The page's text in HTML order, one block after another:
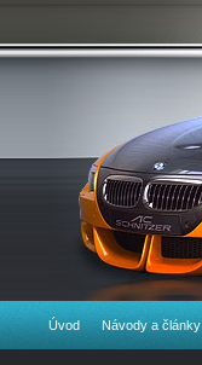
Úvod Návody a články